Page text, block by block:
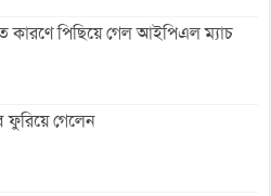
কারণে পিছিয়ে গেল আইপিএল ম্যাচ
ফুরিয়ে গেলেন